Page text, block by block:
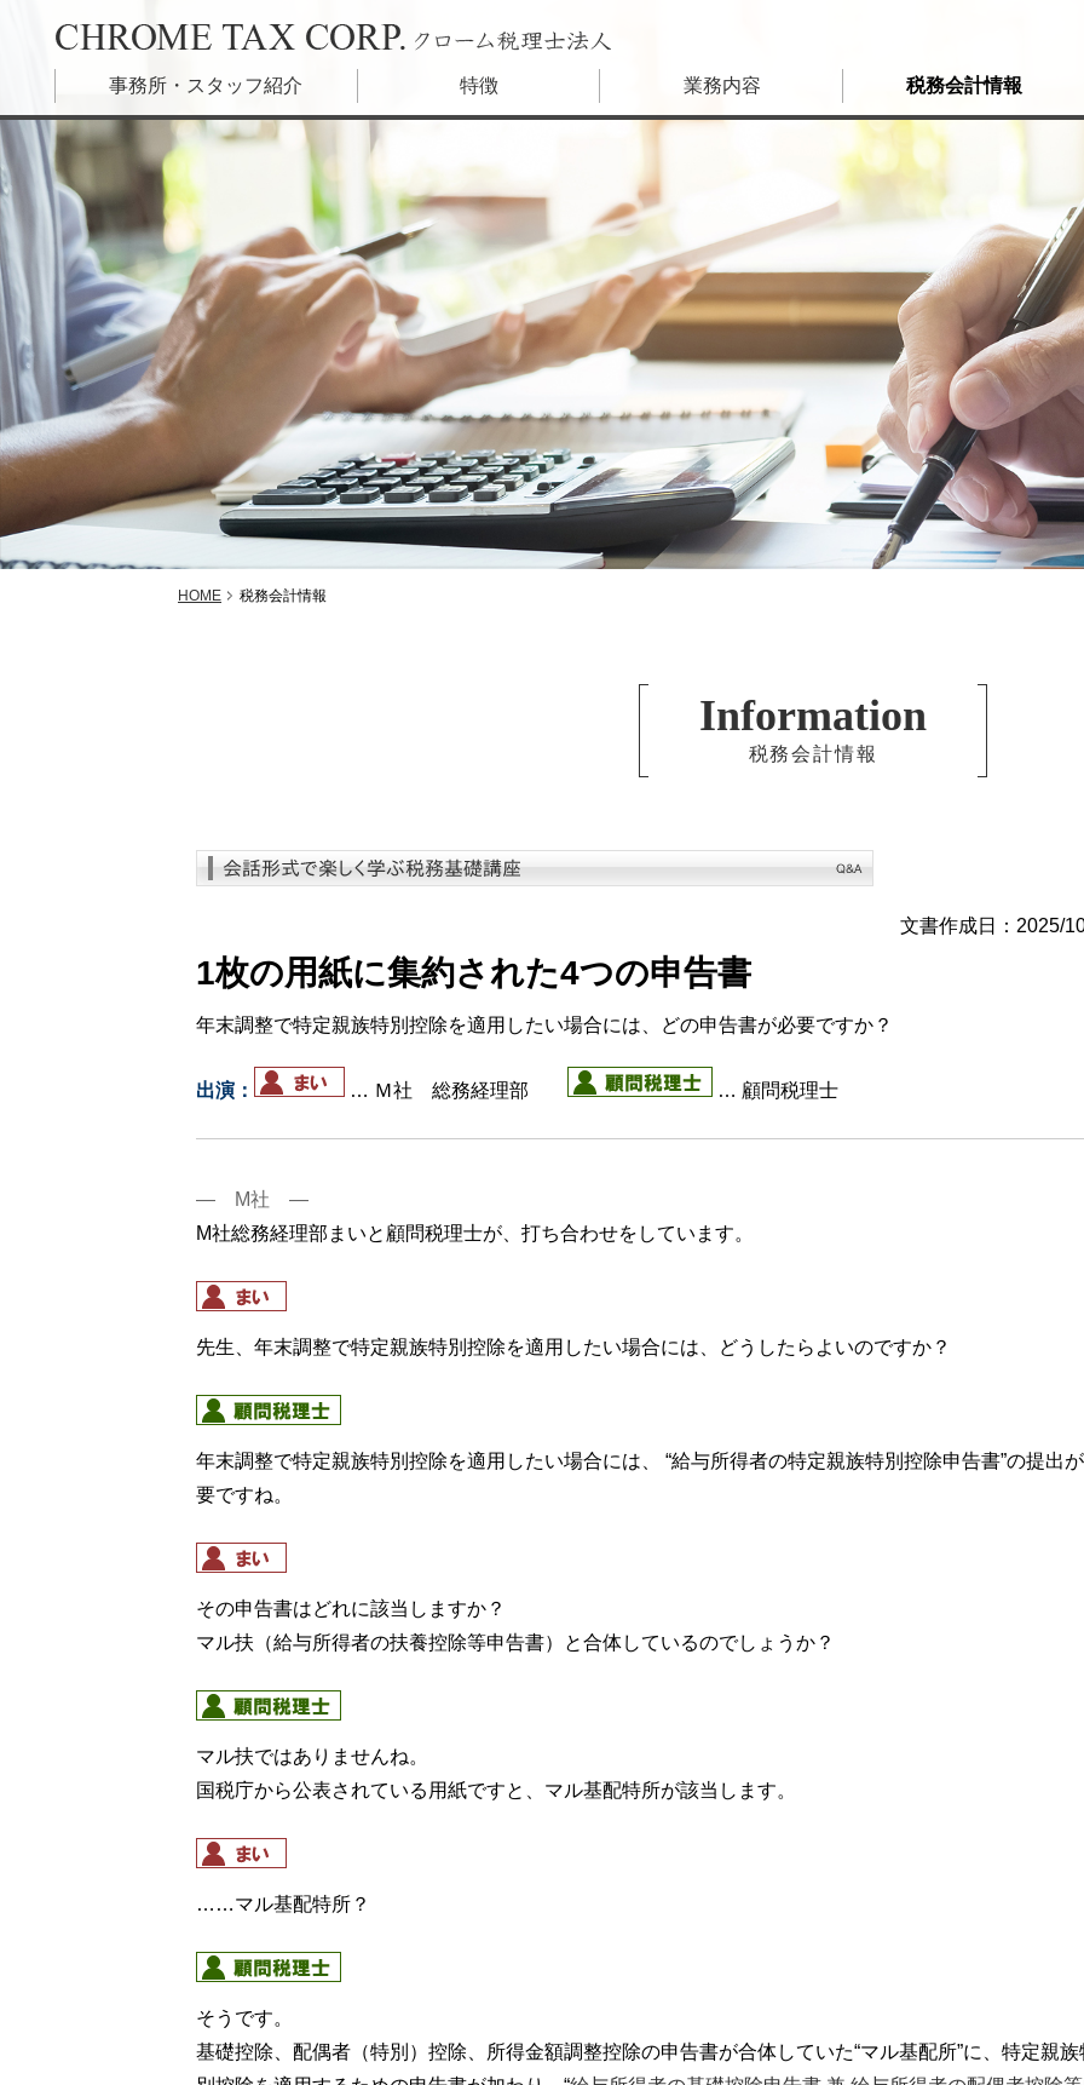
東京都港区のクローム税理士法人 – 税務調査に強い税理士
事務所・スタッフ紹介
特徴 業務内容
経理アウトソーシング
資金調達
株式公開・監査対応
外資系向けサービス
税務会計情報
やさしい税務会計ニュース
会話形式で楽しく学ぶ税務基礎
WORDでそのまま使える経理総務
経理総務担当者のための今月のお仕事
HOME 税務会計情報
Information
税務会計情報
文書作成日：2025/
1枚の用紙に集約された4つの申告書
年末調整で特定親族特別控除を適用したい場合には、どの申告書が必要ですか？
出演： … Ｍ社 総務経理部 … 顧問税理士
― M社 ―
M社総務経理部まいと顧問税理士が、打ち合わせをしています。
先生、年末調整で特定親族特別控除を適用したい場合には、どうしたらよいのですか？
年末調整で特定親族特別控除を適用したい場合には、 “給与所得者の特定親族特別控除申告書”の提出
要ですね。
その申告書はどれに該当しますか？
マル扶（給与所得者の扶養控除等申告書）と合体しているのでしょうか？
マル扶ではありませんね。
国税庁から公表されている用紙ですと、マル基配特所が該当します。
……マル基配特所？
そうです。
基礎控除、配偶者（特別）控除、所得金額調整控除の申告書が合体していた“マル基配所”に、特定親族